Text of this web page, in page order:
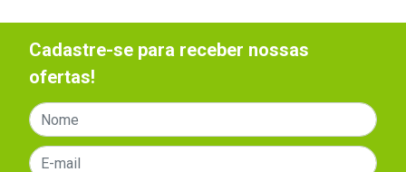
Cadastre-se para receber nossas
ofertas!